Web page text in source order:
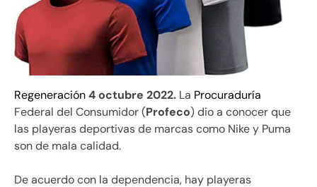
Regeneración4 octubre 2022. La Procuraduría
Federal del Consumidor (Profeco) dio a conocer que
las playeras deportivas de marcas como Nike y Puma
son de mala calidad.
De acuerdo con la dependencia, hay playeras